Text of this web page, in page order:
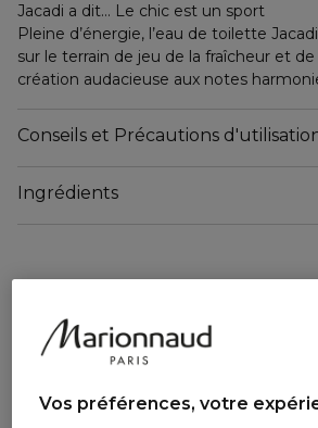
Jacadi a dit… Le chic est un sport
Pleine d’énergie, l’eau de toilette
sur le terrain de jeu de la fraîcheur et
création audacieuse aux notes
joueurs.
Conseils et Précautions
Ingrédients
Vos préférences, votre